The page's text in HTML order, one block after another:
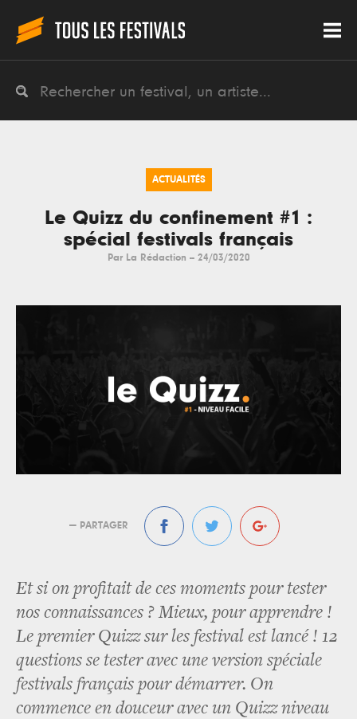
ACTUALITÉS
Le Quizz du confinement #1 :
spécial festivals français
Par La Rédaction -- 24/03/2020
— PARTAGER
Et si on profitait de ces moments pour tester
nos connaissances ? Mieux, pour apprendre !
Le premier Quizz sur les festival est lancé ! 12
questions se tester avec une version spéciale
festivals français pour démarrer. On
commence en douceur avec un Quizz niveau